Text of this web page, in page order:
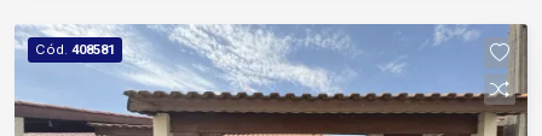
proporciona espaço ideal para momentos de
lazer, jardinagem, ou mesmo para o seu pet se
divertir em segurança .Há ainda garagem coberta
para 2 carros, com acesso fácil às vias públicas.
Cód. 408581